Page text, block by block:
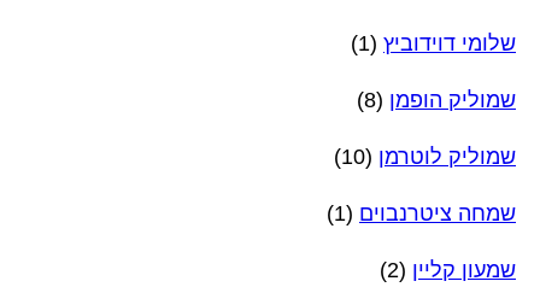
שלומי דוידוביץ (1)
שמוליק הופמן (8)
שמוליק לוטרמן (10)
שמחה ציטרנבוים (1)
שמעון קליין (2)